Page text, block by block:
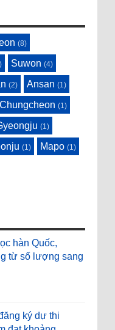
(8)
Suwon (4)
(2) Ansan (1)
Chungcheon (1)
(1)
(1) Mapo (1)
hàn Quốc,
từ số lượng sang
ký dự thi